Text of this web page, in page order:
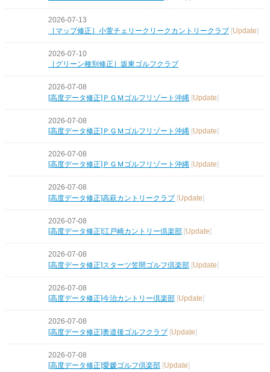
2026-07-13
［マップ修正］小萱チェリークリークカントリークラブ [Update]
2026-07-10
［グリーン種別修正］坂東ゴルフクラブ
2026-07-08
[高度データ修正]ＰＧＭゴルフリゾート沖縄 [Update]
2026-07-08
[高度データ修正]ＰＧＭゴルフリゾート沖縄 [Update]
2026-07-08
[高度データ修正]ＰＧＭゴルフリゾート沖縄 Update
2026-07-08
[高度データ修正]高萩カントリークラブ [Update]
2026-07-08
[高度データ修正]江戸崎カントリー倶楽部 Update
2026-07-08
[高度データ修正]スターツ笠間ゴルフ倶楽部 [Update]
2026-07-08
[高度データ修正]今治カントリー倶楽部 Update
2026-07-08
[高度データ修正]奥道後ゴルフクラブ [Update]
2026-07-08
[高度データ修正]愛媛ゴルフ倶楽部 Update